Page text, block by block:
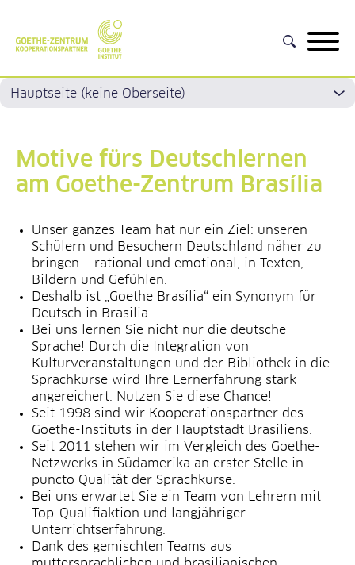
Motive fürs Deutschlernen
am Goethe-Zentrum Brasília
Unser ganzes Team hat nur ein Ziel: unseren
Schülern und Besuchern Deutschland näher zu
bringen – rational und emotional, in Texten,
Bildern und Gefühlen.
Deshalb ist „Goethe Brasília“ ein Synonym für
Deutsch in Brasilia.
Bei uns lernen Sie nicht nur die deutsche
Sprache! Durch die Integration von
Kulturveranstaltungen und der Bibliothek in die
Sprachkurse wird Ihre Lernerfahrung stark
angereichert. Nutzen Sie diese Chance!
Seit 1998 sind wir Kooperationspartner des
Goethe-Instituts in der Hauptstadt Brasiliens.
Seit 2011 stehen wir im Vergleich des Goethe-
Netzwerks in Südamerika an erster Stelle in
puncto Qualität der Sprachkurse.
Bei uns erwartet Sie ein Team von Lehrern mit
Top-Qualifiaktion und langjähriger
Unterrichtserfahrung.
Dank des gemischten Teams aus